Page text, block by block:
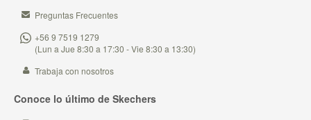
Preguntas Frecuentes
+56 9 7519 1279
(Lun a Jue 8:30 a 17:30 - Vie 8:30 a 13:30)
Trabaja con nosotros
Conoce lo último de Skechers